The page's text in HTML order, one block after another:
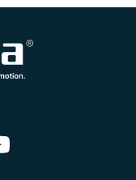
析服务
执行时间点
要，具体取决于工作